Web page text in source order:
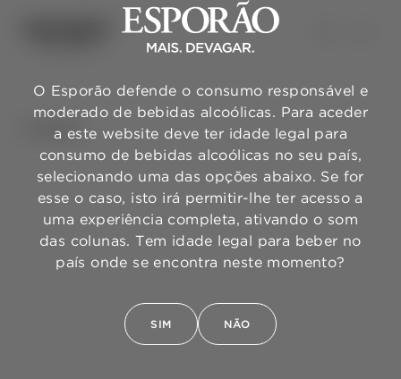
VOLTAR
O Esporão defende o consumo responsável e
moderado de bebidas alcoólicas. Para aceder
a este website deve ter idade legal para
consumo de bebidas alcoólicas no seu país,
selecionando uma das opções abaixo. Se for
esse o caso, isto irá permitir-lhe ter acesso a
uma experiência completa, ativando o som
das colunas. Tem idade legal para beber no
país onde se encontra neste momento?
SIM NÃO